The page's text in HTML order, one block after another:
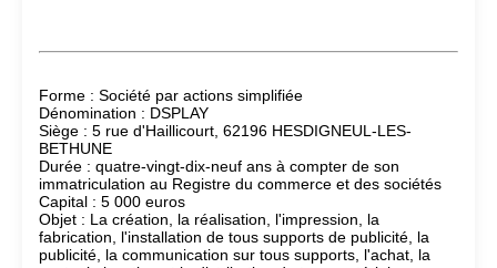
Forme : Société par actions simplifiée
Dénomination : DSPLAY
Siège : 5 rue d'Haillicourt, 62196 HESDIGNEUL-LES-
BETHUNE
Durée : quatre-vingt-dix-neuf ans à compter de son
immatriculation au Registre du commerce et des sociétés
Capital : 5 000 euros
Objet : La création, la réalisation, l'impression, la
fabrication, l'installation de tous supports de publicité, la
publicité, la communication sur tous supports, l'achat, la